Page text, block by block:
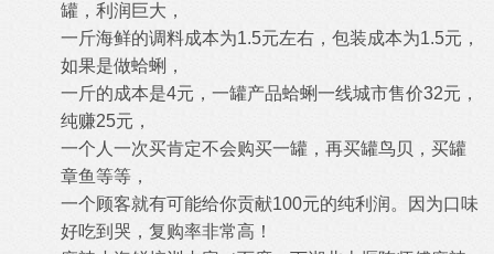
罐，利润巨大，
一斤海鲜的调料成本为1.5元左右，包装成本为1.5元，
如果是做蛤蜊，
一斤的成本是4元，一罐产品蛤蜊一线城市售价32元，
纯赚25元，
一个人一次买肯定不会购买一罐，再买罐鸟贝，买罐
章鱼等等，
一个顾客就有可能给你贡献100元的纯利润。因为口味
好吃到哭，复购率非常高！